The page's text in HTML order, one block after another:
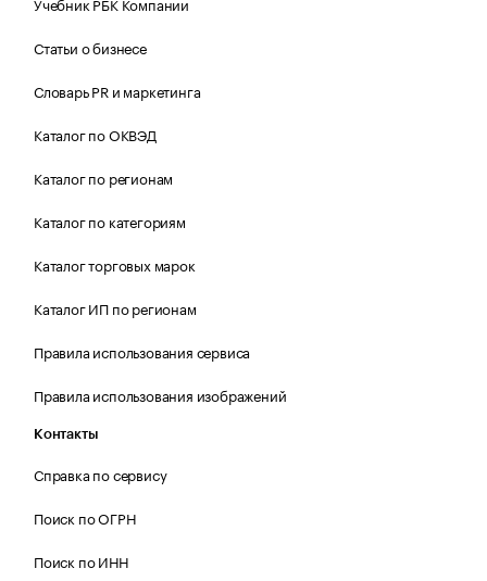
Статьи о бизнесе
Словарь PR и маркетинга
Каталог по ОКВЭД
Каталог по регионам
Каталог по категориям
Каталог торговых марок
Каталог ИП по регионам
Правила использования сервиса
Правила использования изображений
Контакты
Справка по сервису
Поиск по ОГРН
Поиск по ИНН